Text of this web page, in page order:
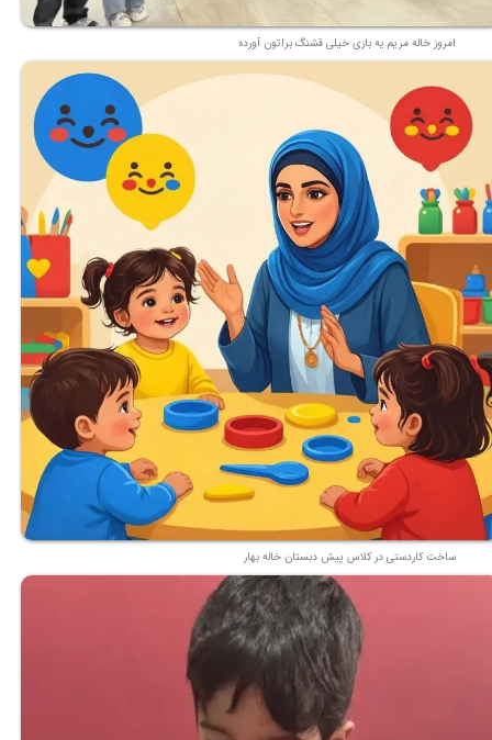
امروز خاله مریم یه بازی خیلی قشنگ براتون آورده
ساخت کاردستی در کلاس پیش دبستان خاله بهار